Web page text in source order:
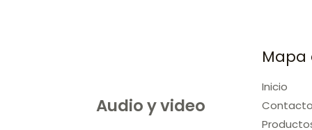
Audio y video
Mapa
Inicio
Contacto